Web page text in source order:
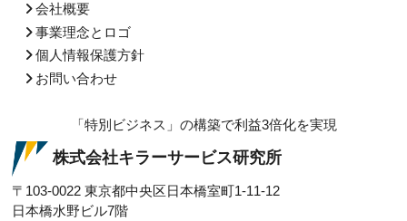
会社概要
事業理念とロゴ
個人情報保護方針
お問い合わせ
「特別ビジネス」の構築で利益3倍化を実現
株式会社キラーサービス研究所
〒103-0022 東京都中央区日本橋室町1-11-12
日本橋水野ビル7階